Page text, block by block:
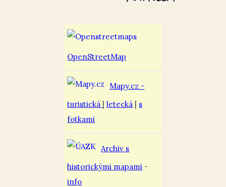
OpenStreetMap
Mapy.cz -
turistická |letecká | s
fotkami
Archiv s
historickými mapami -
info